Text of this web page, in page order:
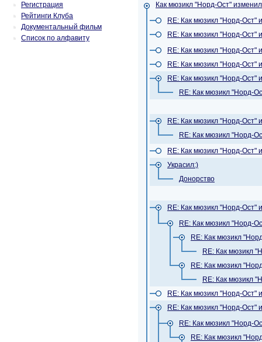
Регистрация
Рейтинги Клуба
Документальный фильм
Список по алфавиту
Как мюзикл "Норд-Ост"
RE: Как мюзикл "Норд-Ост"
RE: Как мюзикл "Норд-Ост"
RE: Как мюзикл "Норд-Ост"
RE: Как мюзикл "Норд-Ост"
RE: Как мюзикл "Норд-Ост"
RE: Как мюзикл "Норд-
RE: Как мюзикл "Норд-Ост"
RE: Как мюзикл "Норд-
RE: Как мюзикл "Норд-Ост"
Украсил:)
Донорство
RE: Как мюзикл "Норд-Ост"
RE: Как мюзикл "Норд-
RE: Как мюзикл
RE: Как мюзикл
RE: Как мюзикл
RE: Как мюзикл
RE: Как мюзикл "Норд-Ост"
RE: Как мюзикл "Норд-Ост"
RE: Как мюзикл "Норд-
RE: Как мюзикл